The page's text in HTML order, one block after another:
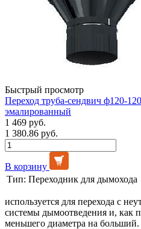
Быстрый просмотр
Переход труба-сендвич ф120-
эмалированный
1 469 руб.
1 380.86 руб.
В корзину
Тип: Переходник для дымохода
используется для перехода с
системы дымоотведения и, как
меньшего диаметра на больший.